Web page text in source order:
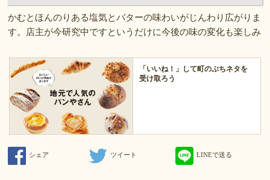
かむとほんのりある塩気とバターの味わいがじんわり広がりま
す。店主が今研究中ですというだけに今後の味の変化も楽しみ
「いいね！」して町のぷちネタを
受け取ろう
シェア ツイート LINEで送る